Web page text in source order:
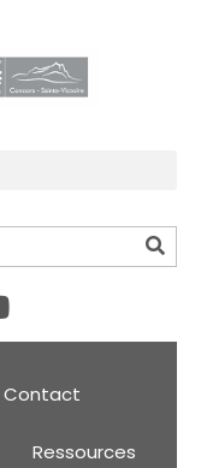
Contact
Ressources